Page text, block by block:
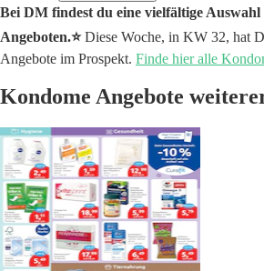
Bei DM findest du eine vielfältige Auswahl
Angeboten.⭐️Diese Woche, in KW 32, hat
Angebote im Prospekt. Finde hier alle
Kondome Angebote